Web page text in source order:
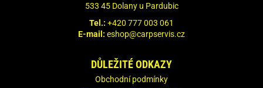
533 45 Dolany u Pardubic
Tel.: +420 777 003 061
E-mail: eshop@carpservis.cz
DŮLEŽITÉ ODKAZY
Obchodní podmínky